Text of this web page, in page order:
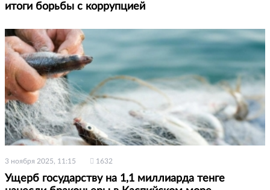
итоги борьбы с коррупцией
3 ноября 2025, 11:15 1632
Ущерб государству на 1,1 миллиарда тенге